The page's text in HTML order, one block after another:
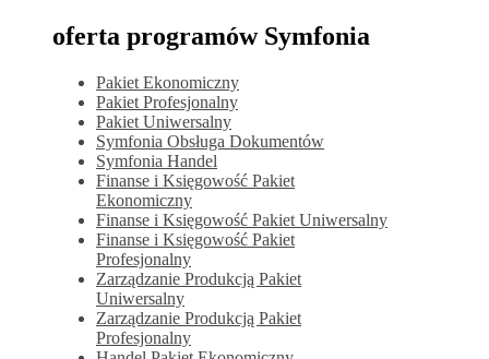
oferta programów Symfonia
Pakiet Ekonomiczny
Pakiet Profesjonalny
Pakiet Uniwersalny
Symfonia Obsługa Dokumentów
Symfonia Handel
Finanse i Księgowość Pakiet
Ekonomiczny
Finanse i Księgowość Pakiet Uniwersalny
Finanse i Księgowość Pakiet
Profesjonalny
Zarządzanie Produkcją Pakiet
Uniwersalny
Zarządzanie Produkcją Pakiet
Profesjonalny